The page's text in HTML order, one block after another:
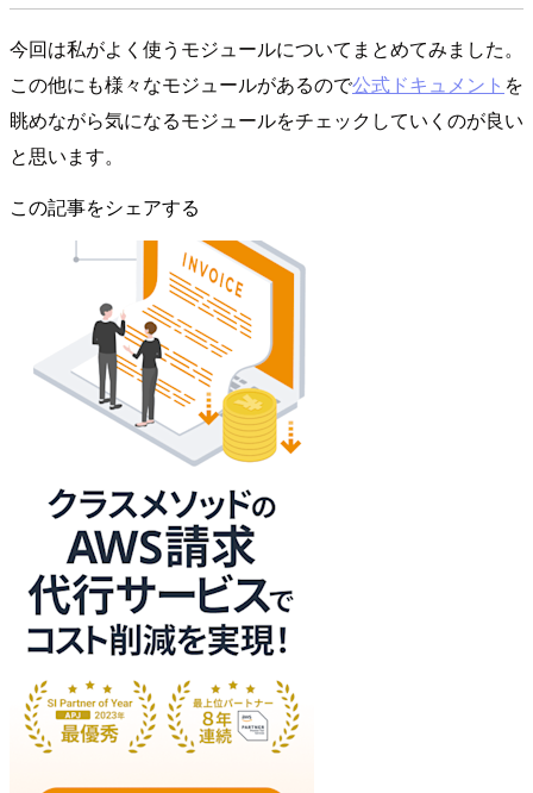
今回は私がよく使うモジュールについてまとめてみました。
この他にも様々なモジュールがあるので公式ドキュメント を
眺めながら気になるモジュールをチェックしていくのが良い
と思います。
この記事をシェアする